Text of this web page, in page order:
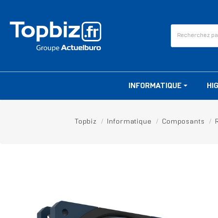
INFORMATIQUE
Topbiz Informatique Composants